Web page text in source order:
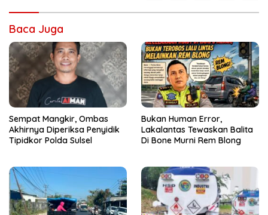
Baca Juga
Sempat Mangkir, Ombas
Akhirnya Diperiksa Penyidik
Tipidkor Polda Sulsel
Bukan Human Error,
Lakalantas Tewaskan Balita
Di Bone Murni Rem Blong